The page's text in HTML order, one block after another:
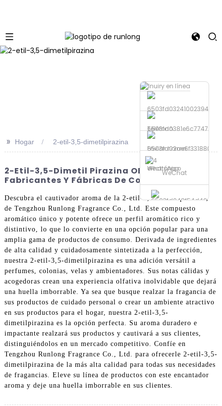
Teléfono
Enviar correo
electrónico
WhatsApp
WeChat
>> Hogar 2-etil-3,5-dimetilpirazina
2-Etil-3,5-Dimetil Pirazina OEM De
Fabricantes Y Fábricas De Confianza
Descubra el cautivador aroma de la 2-etil-3,5-dimetilpirazina,
de Tengzhou Runlong Fragrance Co., Ltd. Este compuesto
aromático único y potente ofrece un perfil aromático rico y
distintivo, lo que lo convierte en una opción popular para una
amplia gama de productos de consumo. Derivada de ingredientes
de alta calidad y cuidadosamente sintetizada a la perfección,
nuestra 2-etil-3,5-dimetilpirazina es una adición versátil a
perfumes, colonias, velas y ambientadores. Sus notas cálidas y
acogedoras crean una experiencia olfativa inolvidable que dejará
una huella imborrable. Ya sea que busque realzar la fragancia de
sus productos de cuidado personal o crear un ambiente atractivo
en sus productos para el hogar, nuestra 2-etil-3,5-
dimetilpirazina es la opción perfecta. Su aroma duradero e
impactante realzará sus productos y cautivará a sus clientes,
distinguiéndolos en un mercado competitivo. Confíe en
Tengzhou Runlong Fragrance Co., Ltd. para ofrecerle 2-etil-3,5-
dimetilpirazina de la más alta calidad para todas sus necesidades
de fragancias. Eleve su línea de productos con este encantador
aroma y deje una huella imborrable en sus clientes.